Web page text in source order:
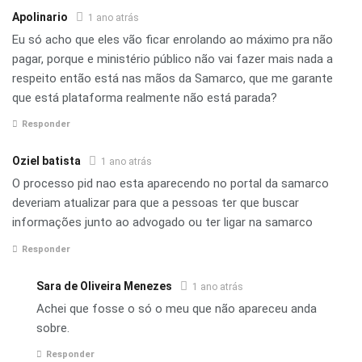
Apolinario 1 ano atrás
Eu só acho que eles vão ficar enrolando ao máximo pra não
pagar, porque e ministério público não vai fazer mais nada a
respeito então está nas mãos da Samarco, que me garante
que está plataforma realmente não está parada?
Responder
Oziel batista 1 ano atrás
O processo pid nao esta aparecendo no portal da samarco
deveriam atualizar para que a pessoas ter que buscar
informações junto ao advogado ou ter ligar na samarco
Responder
Sara de Oliveira Menezes 1 ano atrás
Achei que fosse o só o meu que não apareceu anda
sobre.
Responder